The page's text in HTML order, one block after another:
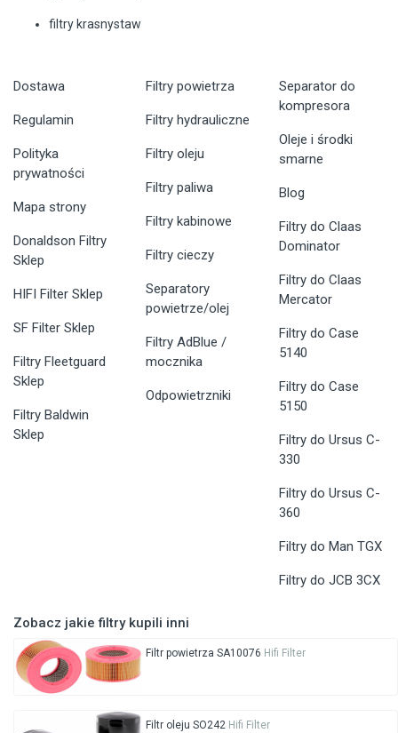
filtry krasnystaw
Dostawa
Regulamin
Polityka
prywatności
Mapa strony
Donaldson Filtry
Sklep
HIFI Filter Sklep
SF Filter Sklep
Filtry Fleetguard
Sklep
Filtry Baldwin
Sklep
Filtry powietrza
Filtry hydrauliczne
Filtry oleju
Filtry paliwa
Filtry kabinowe
Filtry cieczy
Separatory
powietrze/olej
Filtry AdBlue /
mocznika
Odpowietrzniki
Separator do
kompresora
Oleje i środki
smarne
Blog
Filtry do Claas
Dominator
Filtry do Claas
Mercator
Filtry do Case
5140
Filtry do Case
5150
Filtry do Ursus C-
330
Filtry do Ursus C-
360
Filtry do Man TGX
Filtry do JCB 3CX
Zobacz jakie filtry kupili inni
Filtr powietrza SA10076 Hifi Filter
Filtr oleju SO242 Hifi Filter